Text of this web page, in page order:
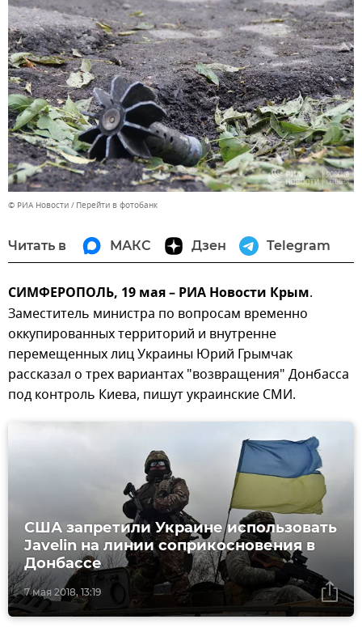
© РИА Новости Перейти в фотобанк
Читать в МАКС Дзен Telegram
СИМФЕРОПОЛЬ, 19 мая – РИА Новости Крым.
Заместитель министра по вопросам временно
оккупированных территорий и внутренне
перемещенных лиц Украины Юрий Грымчак
рассказал о трех вариантах "возвращения" Донбасса
под контроль Киева, пишут украинские СМИ.
7 мая 2018, 13:19
США запретили Украине использовать
Javelin на линии соприкосновения в
Донбассе